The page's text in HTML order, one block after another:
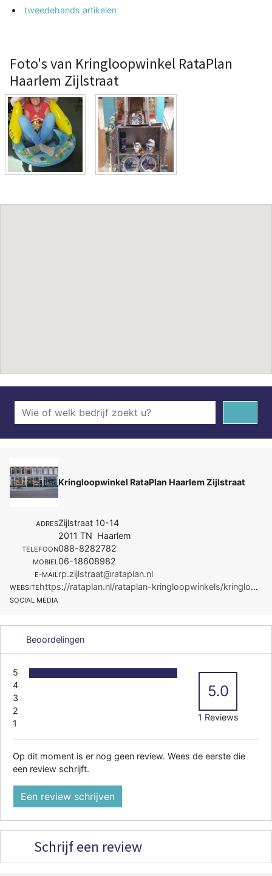
tweedehands artikelen
Foto's van Kringloopwinkel RataPlan
Haarlem Zijlstraat
Kringloopwinkel RataPlan Haarlem Zijlstraat
ADRESZijlstraat 10-14
2011 TN Haarlem
TELEFOON088-8282782
MOBIEL06-18608982
E-MAILrp.zijlstraat@rataplan.nl
WEBSITE https://rataplan.nl/rataplan-kringloopwinkels/kringloopwinkel-rataplan-haarlem-zijlstraat/
SOCIAL MEDIA
Beoordelingen
5
4
3
2
1
5.0
1 Reviews
Op dit moment is er nog geen review. Wees de eerste die
een review schrijft.
Een review schrijven
Schrijf een review